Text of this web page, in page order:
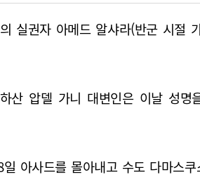
실권자 아메드 알샤라(반군 시절
산 압델 가니 대변인은 이날 성
아사드를 몰아내고 수도 다마스